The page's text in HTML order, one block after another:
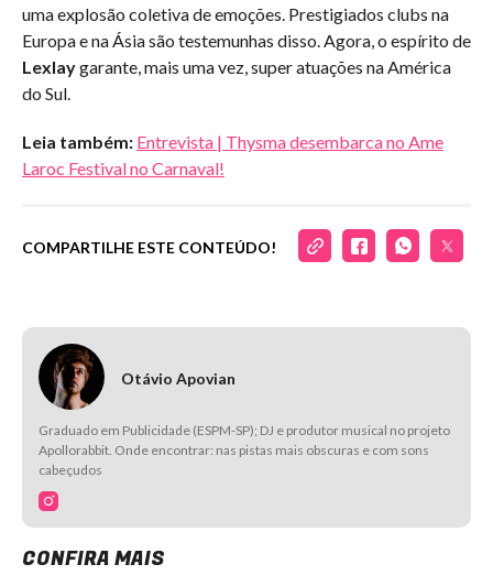
uma explosão coletiva de emoções. Prestigiados clubs na
Europa e na Ásia são testemunhas disso. Agora, o espírito de
Lexlaygarante, mais uma vez, super atuações na América
do Sul.
Leia também: Entrevista | Thysma desembarca no Ame
Laroc Festival no Carnaval!
COMPARTILHE ESTE CONTEÚDO!
Otávio Apovian
Graduado em Publicidade (ESPM-SP); DJ e produtor musical no projeto
Apollorabbit. Onde encontrar: nas pistas mais obscuras e com sons
cabeçudos
CONFIRA MAIS